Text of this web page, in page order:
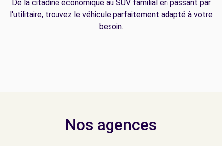
De la citadine économique au SUV familial en passant par
l'utilitaire, trouvez le véhicule parfaitement adapté à votre
besoin.
Nos agences